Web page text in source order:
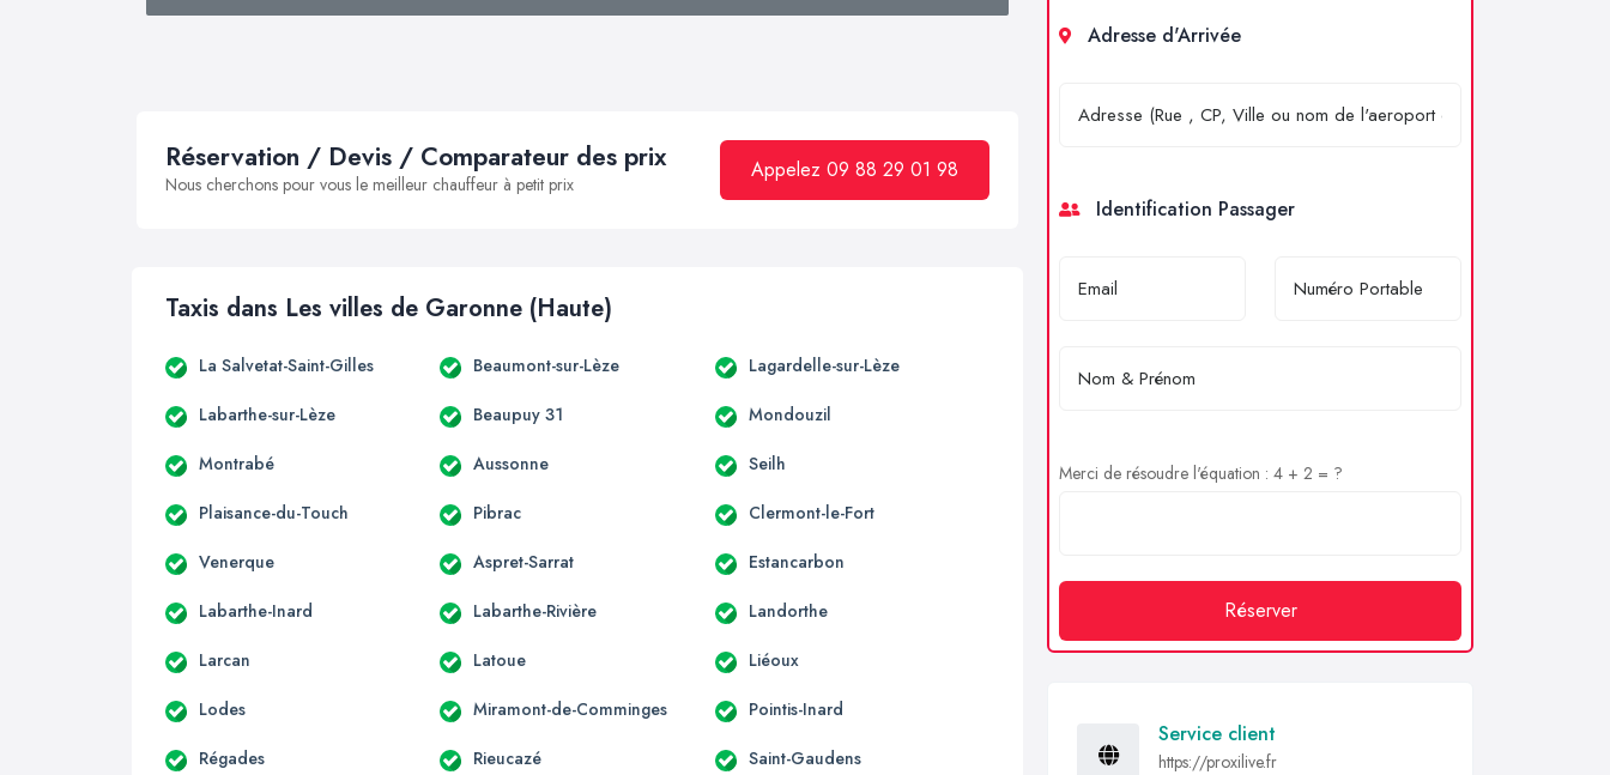
Réservation / Devis / Comparateur des prix
Nous cherchons pour vous le meilleur chauffeur à petit prix
Appelez 09 88 29 01 98
Taxis dans Les villes de Garonne (Haute)
La Salvetat-Saint-Gilles Beaumont-sur-Lèze Lagardelle-sur-Lèze
Labarthe-sur-Lèze Beaupuy 31 Mondouzil
Montrabé Aussonne Seilh
Plaisance-du-Touch Pibrac Clermont-le-Fort
Venerque Aspret-Sarrat Estancarbon
Labarthe-Inard Labarthe-Rivière Landorthe
Larcan Latoue Liéoux
Lodes Miramont-de-Comminges Pointis-Inard
Régades Rieucazé Saint-Gaudens
Adresse d'Arrivée
Identification Passager
Merci de résoudre l'équation : 4 + 2 = ?
Réserver
Service client
https://proxilive.fr